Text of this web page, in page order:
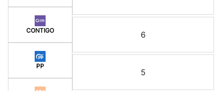
CONTIGO
PP
6
5